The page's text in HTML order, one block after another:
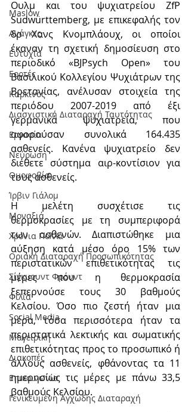
Maslow
Ανάγκες
Ευτυχία
Εορτές
Καρκίνος
Διασχιστική Διαταραχή Ταυτότητας
Εργασία
Νεύρωση
Oμοφοβία
Ίρβιν Γιάλομ
Μοναξιά
Χρόνια Πολλά
Οριακή Διαταραχή Προσωπικότητας
Σίγκμουντ Φρόυντ
Φιλία
Social Media
Μαγειρική
Διακοπές
Επικοινωνία
Γενικευμένη Αγχώδης Διαταραχή
Ουλμ και του ψυχιατρείου ZfP
Südwürttemberg, με επικεφαλής τον
δρ Χανς Κνομπλάουχ, οι οποίοι
έκαναν τη σχετική δημοσίευση στο
περιοδικό «BJPsych Open» του
Βασιλικού Κολλεγίου Ψυχιάτρων της
Βρετανίας, ανέλυσαν στοιχεία της
περιόδου 2007-2019 από έξι
γερμανικά ψυχιατρεία, που
αφορούσαν συνολικά 164.435
ασθενείς. Κανένα ψυχιατρείο δεν
διέθετε σύστημα αιρ-κοντίσιον για
τους ασθενείς.
Η μελέτη συσχέτισε τις
θερμοκρασίες με τη συμπεριφορά
των ασθενών. Διαπιστώθηκε μια
αύξηση κατά μέσο όρο 15% των
περιστατικών επιθετικότητας τις
μέρες που η θερμοκρασία
ξεπερνούσε τους 30 βαθμούς
Κελσίου. Όσο πιο ζεστή ήταν μια
μέρα, τόσα περισσότερα ήταν τα
περιστατικά λεκτικής και σωματικής
επιθετικότητας προς το προσωπικό ή
άλλους ασθενείς, φθάνοντας τα 11
ημερησίως τις μέρες με πάνω 33,5
βαθμούς Κελσίου.